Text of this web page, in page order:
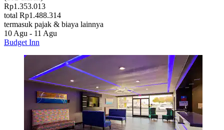
Rp1.353.013
total Rp1.488.314
termasuk pajak & biaya lainnya
10 Agu - 11 Agu
Budget Inn